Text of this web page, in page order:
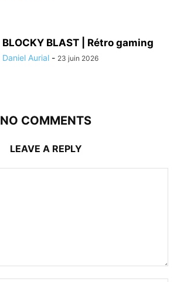
BLOCKY BLAST | Rétro gaming
Daniel Aurial - 23 juin 2026
NO COMMENTS
LEAVE A REPLY